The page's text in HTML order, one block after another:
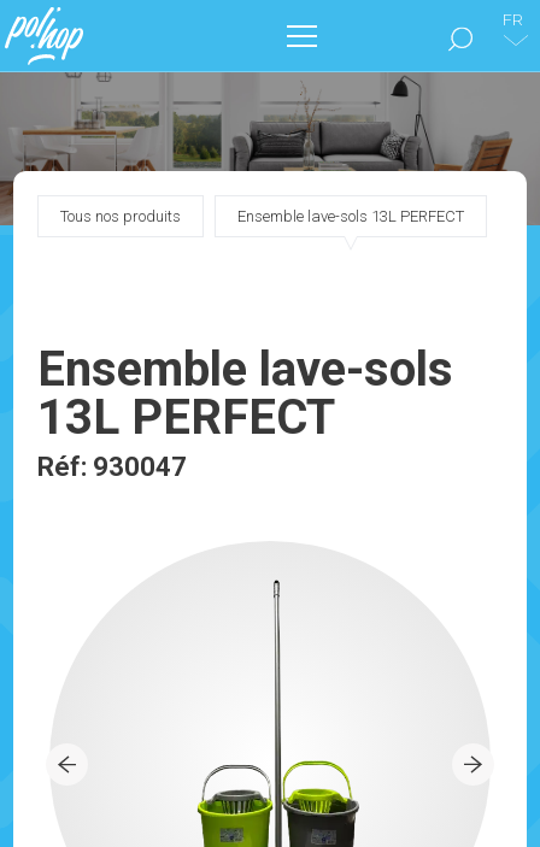
FR
LA MARQUE POL’HOP
MARKETING
Tous nos produits Ensemble lave-sols 13L PERFECT
Ensemble lave-sols
13L PERFECT
Réf: 930047